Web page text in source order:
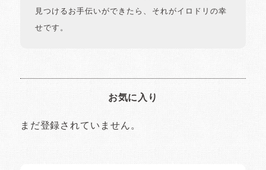
見つけるお手伝いができたら、それがイロドリの幸
せです。
お気に入り
まだ登録されていません。